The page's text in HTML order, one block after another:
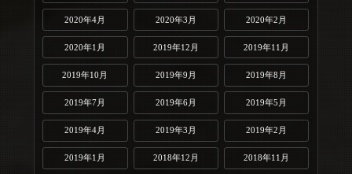
2020年4月 2020年3月 2020年2月
2020年1月 2019年12月 2019年11月
2019年10月 2019年9月 2019年8月
2019年7月 2019年6月 2019年5月
2019年4月 2019年3月 2019年2月
2019年1月 2018年12月 2018年11月